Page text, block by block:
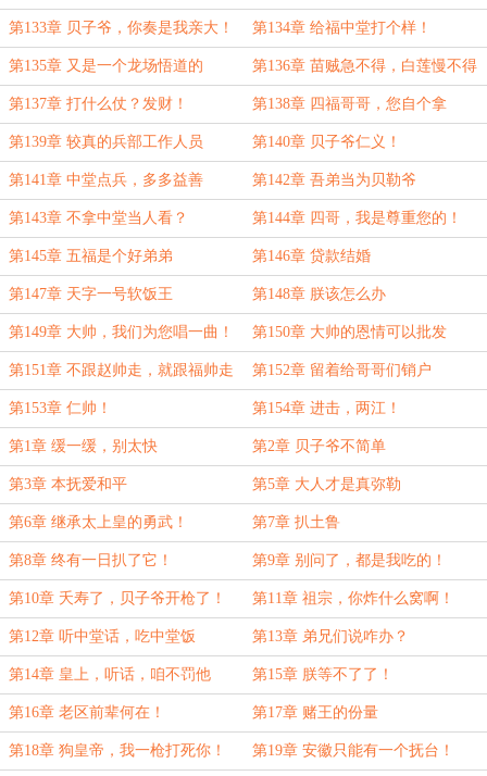
第133章 贝子爷，你奏是我亲大！ 第134章 给福中堂打个样！
第135章 又是一个龙场悟道的 第136章 苗贼急不得，白莲慢不得
第137章 打什么仗？发财！ 第138章 四福哥哥，您自个拿
第139章 较真的兵部工作人员 第140章 贝子爷仁义！
第141章 中堂点兵，多多益善 第142章 吾弟当为贝勒爷
第143章 不拿中堂当人看？ 第144章 四哥，我是尊重您的！
第145章 五福是个好弟弟 第146章 贷款结婚
第147章 天字一号软饭王 第148章 朕该怎么办
第149章 大帅，我们为您唱一曲！ 第150章 大帅的恩情可以批发
第151章 不跟赵帅走，就跟福帅走 第152章 留着给哥哥们销户
第153章 仁帅！ 第154章 进击，两江！
第1章 缓一缓，别太快 第2章 贝子爷不简单
第3章 本抚爱和平 第5章 大人才是真弥勒
第6章 继承太上皇的勇武！ 第7章 扒土鲁
第8章 终有一日扒了它！ 第9章 别问了，都是我吃的！
第10章 夭寿了，贝子爷开枪了！ 第11章 祖宗，你炸什么窝啊！
第12章 听中堂话，吃中堂饭 第13章 弟兄们说咋办？
第14章 皇上，听话，咱不罚他 第15章 朕等不了了！
第16章 老区前辈何在！ 第17章 赌王的份量
第18章 狗皇帝，我一枪打死你！ 第19章 安徽只能有一个抚台！